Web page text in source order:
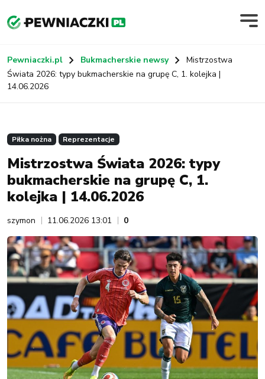
Pewniaczki.pl Bukmacherskie newsy
Mistrzostwa
Świata 2026: typy bukmacherskie na grupę C, 1. kolejka |
14.06.2026
Piłka nożna Reprezentacje
Mistrzostwa Świata 2026: typy
bukmacherskie na grupę C, 1.
kolejka | 14.06.2026
szymon 11.06.2026 13:01 0